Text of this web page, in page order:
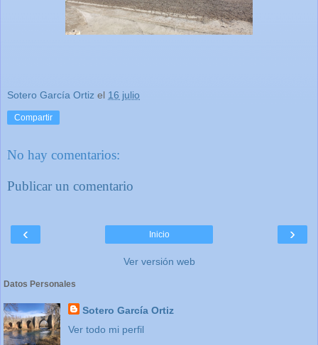
Sotero García Ortiz el 16 julio
Compartir
No hay comentarios:
Publicar un comentario
‹ ›
Inicio
Ver versión web
Datos Personales
Sotero García Ortiz
Ver todo mi perfil